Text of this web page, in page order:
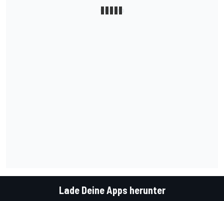
Lade Deine Apps herunter